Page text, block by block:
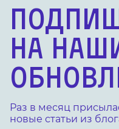
на
Раз в месяц
новые статьи из